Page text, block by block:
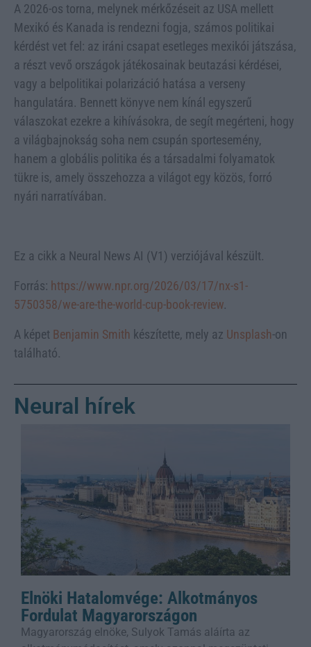
A 2026-os torna, melynek mérkőzéseit az USA mellett
Mexikó és Kanada is rendezni fogja, számos politikai
kérdést vet fel: az iráni csapat esetleges mexikói játszása,
a részt vevő országok játékosainak beutazási kérdései,
vagy a belpolitikai polarizáció hatása a verseny
hangulatára. Bennett könyve nem kínál egyszerű
válaszokat ezekre a kihívásokra, de segít megérteni, hogy
a világbajnokság soha nem csupán sportesemény,
hanem a globális politika és a társadalmi folyamatok
tükre is, amely összehozza a világot egy közös, forró
nyári narratívában.
Ez a cikk a Neural News AI (V1) verziójával készült.
Forrás: https://www.npr.org/2026/03/17/nx-s1-
5750358/we-are-the-world-cup-book-review.
A képet Benjamin Smith készítette, mely az Unsplash-on
található.
Neural hírek
Elnöki Hatalomvége: Alkotmányos
Fordulat Magyarországon
Magyarország elnöke, Sulyok Tamás aláírta az